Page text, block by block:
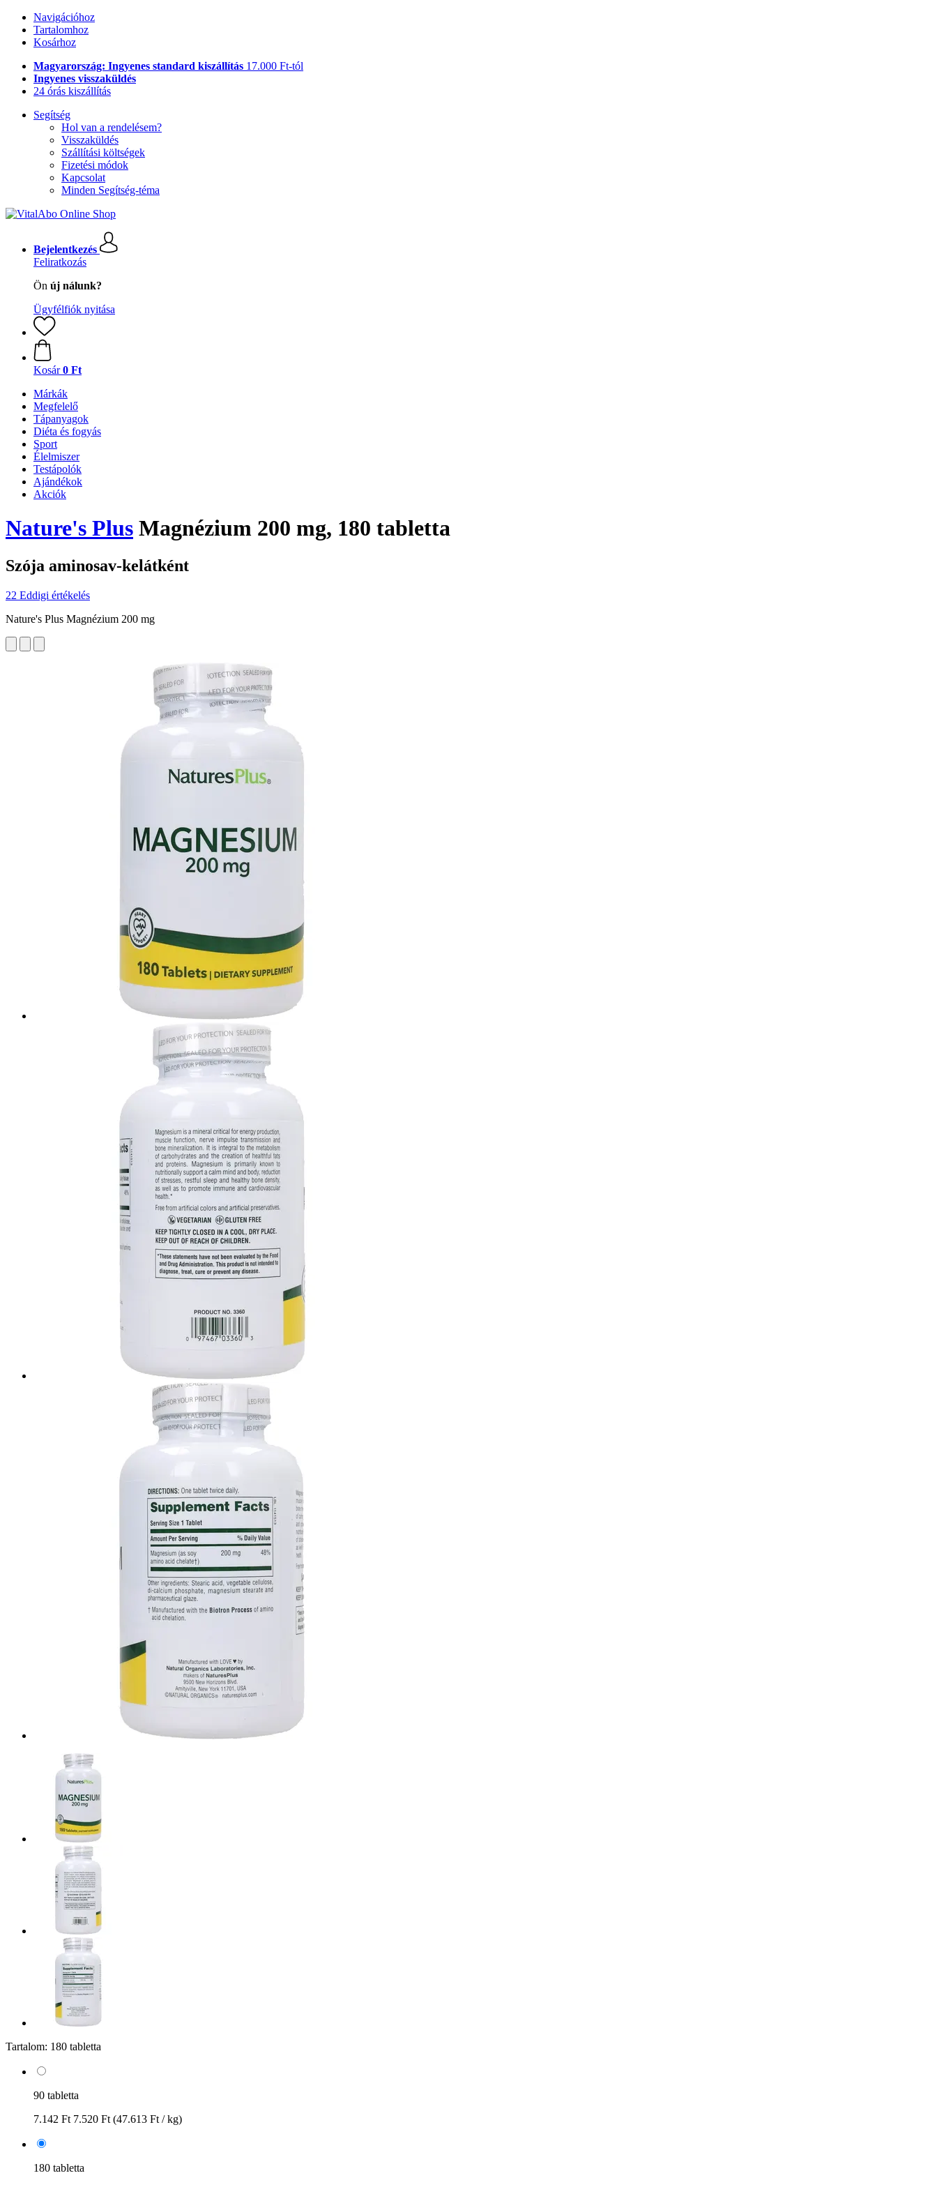
Navigációhoz
Tartalomhoz
Kosárhoz
Magyarország: Ingyenes standard kiszállítás 17.000 Ft-tól
Ingyenes visszaküldés
24 órás kiszállítás
Segítség
Hol van a rendelésem?
Visszaküldés
Szállítási költségek
Fizetési módok
Kapcsolat
Minden Segítség-téma
Bejelentkezés
Feliratkozás
Ön új nálunk?
Ügyfélfiók nyitása
Kosár 0 Ft
Márkák
Megfelelő
Tápanyagok
Diéta és fogyás
Sport
Élelmiszer
Testápolók
Ajándékok
Akciók
Nature's Plus Magnézium 200 mg, 180 tabletta
Szója aminosav-kelátként
22 Eddigi értékelés
Nature's Plus Magnézium 200 mg
Tartalom: 180 tabletta
90 tabletta
7.142 Ft 7.520 Ft (47.613 Ft / kg)
180 tabletta